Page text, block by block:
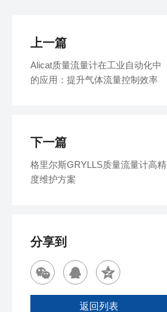
上一篇
Alicat质量流量计在工业自动化中
的应用：提升气体流量控制效率
下一篇
格里尔斯GRYLLS质量流量计高精
度维护方案
分享到
返回列表